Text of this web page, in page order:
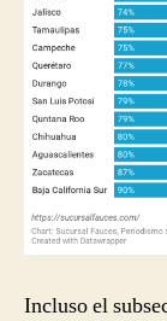
Incluso el